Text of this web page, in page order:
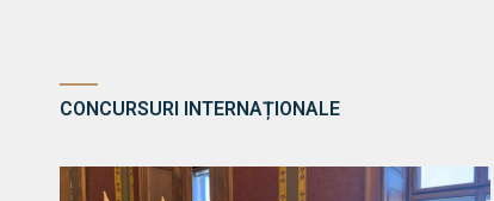
CONCURSURI INTERNAȚIONALE